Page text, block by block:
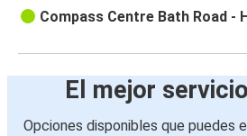
Compass Centre Bath Road -
El mejor
Opciones disponibles que puedes